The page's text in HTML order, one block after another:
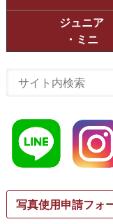
ジュニア
・ミニ
写真使用申請フォ